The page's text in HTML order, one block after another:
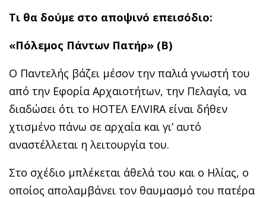
Τι θα δούμε στο αποψινό επεισόδιο:
«Πόλεμος Πάντων Πατήρ» (Β)
Ο Παντελής βάζει μέσον την παλιά γνωστή του
από την Εφορία Αρχαιοτήτων, την Πελαγία, να
διαδώσει ότι το HOTΕΛ ΕΛVIRA είναι δήθεν
χτισμένο πάνω σε αρχαία και γι’ αυτό
αναστέλλεται η λειτουργία του.
Στο σχέδιο μπλέκεται άθελά του και ο Ηλίας, ο
οποίος απολαμβάνει τον θαυμασμό του πατέρα